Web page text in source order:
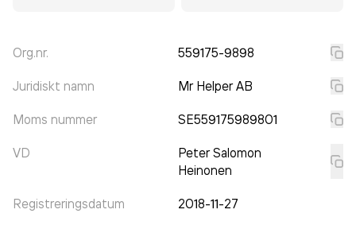
Org.nr. 559175-9898
Juridiskt namn Mr Helper AB
Moms nummer SE559175989801
VD
Peter Salomon
Heinonen
Registreringsdatum 2018-11-27